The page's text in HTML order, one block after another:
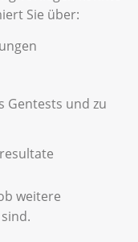
Sie über:
Gentests und zu
weitere